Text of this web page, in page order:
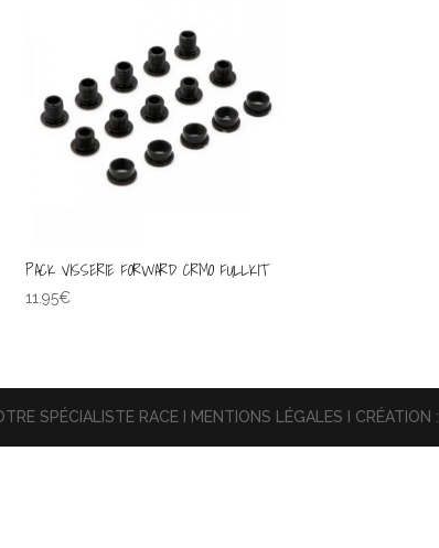
PACK VISSERIE FORWARD CRMO FULLKIT
11.95€
SPÉCIALISTE RACE I MENTIONS LÉGALES I CRÉATION :